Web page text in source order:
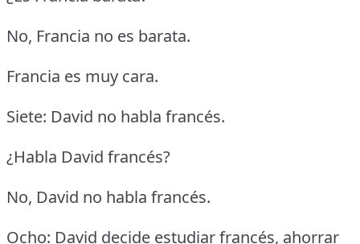
No, Francia no es barata.
Francia es muy cara.
Siete: David no habla francés.
¿Habla David francés?
No, David no habla francés.
Ocho: David decide estudiar francés, ahorrar